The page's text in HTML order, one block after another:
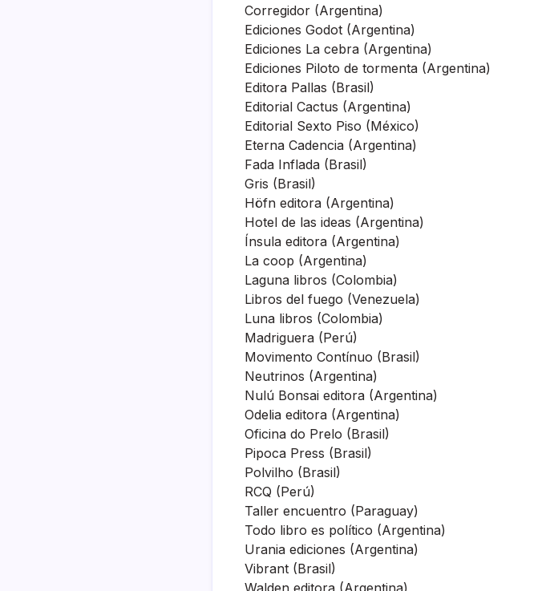
Corregidor (Argentina)
Ediciones Godot (Argentina)
Ediciones La cebra (Argentina)
Ediciones Piloto de tormenta (Argentina)
Editora Pallas (Brasil)
Editorial Cactus (Argentina)
Editorial Sexto Piso (México)
Eterna Cadencia (Argentina)
Fada Inflada (Brasil)
Gris (Brasil)
Höfn editora (Argentina)
Hotel de las ideas (Argentina)
Ínsula editora (Argentina)
La coop (Argentina)
Laguna libros (Colombia)
Libros del fuego (Venezuela)
Luna libros (Colombia)
Madriguera (Perú)
Movimento Contínuo (Brasil)
Neutrinos (Argentina)
Nulú Bonsai editora (Argentina)
Odelia editora (Argentina)
Oficina do Prelo (Brasil)
Pipoca Press (Brasil)
Polvilho (Brasil)
RCQ (Perú)
Taller encuentro (Paraguay)
Todo libro es político (Argentina)
Urania ediciones (Argentina)
Vibrant (Brasil)
Walden editora (Argentina)